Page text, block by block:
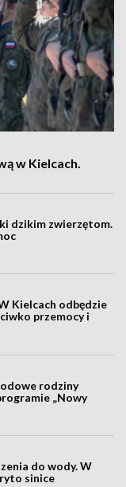
w Kielcach.
dzikim zwierzętom.
Kielcach odbędzie
przemocy i
rodziny
„Nowy
do wody. W
sinice